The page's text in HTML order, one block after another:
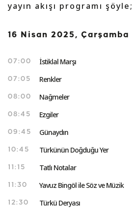
yayın akışı programı şöyle;
16 Nisan 2025, Çarşamba
07:00 İstiklal Marşı
07:05 Renkler
08:00 Nağmeler
08:45 Ezgiler
09:45 Günaydın
10:45 Türkünün Doğduğu Yer
11:15 Tatlı Notalar
11:30 Yavuz Bingöl ile Söz ve Müzik
12:30 Türkü Deryası